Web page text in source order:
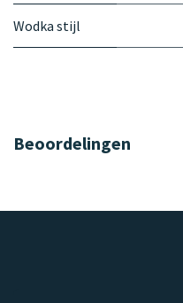
Wodka stijl
Beoordelingen